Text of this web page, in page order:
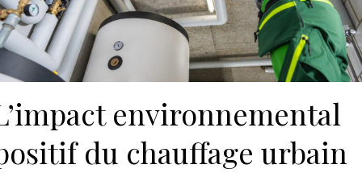
environnemental
du chauffage urbain